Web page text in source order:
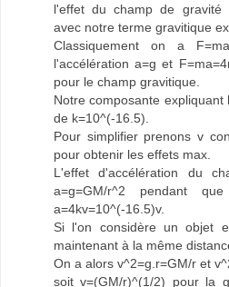
l'effet du champ de gravité
avec notre terme gravitique
Classiquement on a
l'accélération a=g et
pour le champ gravitique.
Notre composante
de k=10^(-16.5).
Pour simplifier prenons v
pour obtenir les effets max.
L'effet d'accélération du
a=g=GM/r^2 pendant
a=4kv=10^(-16.5)v.
Si l'on considère un objet
maintenant à la même
On a alors v^2=g.r=GM/r et
soit v=(GM/r)^(1/2) pour la